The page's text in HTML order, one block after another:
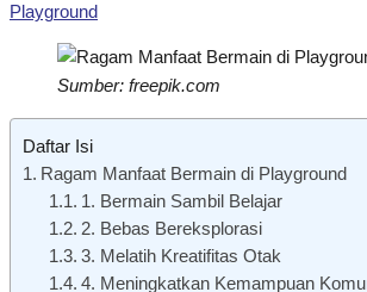
Playground
Sumber: freepik.com
Daftar Isi
Ragam Manfaat Bermain di Playground
1. Bermain Sambil Belajar
2. Bebas Bereksplorasi
3. Melatih Kreatifitas Otak
4. Meningkatkan Kemampuan